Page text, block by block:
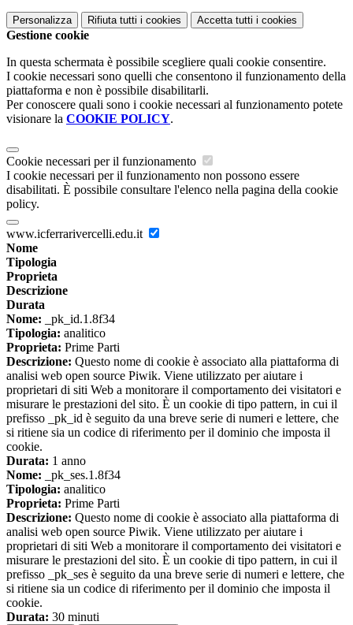
Personalizza Rifiuta tutti i cookies Accetta tutti i cookies
Gestione cookie
In questa schermata è possibile scegliere quali cookie consentire.
I cookie necessari sono quelli che consentono il funzionamento della
piattaforma e non è possibile disabilitarli.
Per conoscere quali sono i cookie necessari al funzionamento potete
visionare la COOKIE POLICY.
Cookie necessari per il funzionamento
I cookie necessari per il funzionamento non possono essere
disabilitati. È possibile consultare l'elenco nella pagina della cookie
policy.
www.icferrarivercelli.edu.it
Nome
Tipologia
Proprieta
Descrizione
Durata
Nome: _pk_id.1.8f34
Tipologia: analitico
Proprieta: Prime Parti
Descrizione: Questo nome di cookie è associato alla piattaforma di
analisi web open source Piwik. Viene utilizzato per aiutare i
proprietari di siti Web a monitorare il comportamento dei visitatori e
misurare le prestazioni del sito. È un cookie di tipo pattern, in cui il
prefisso _pk_id è seguito da una breve serie di numeri e lettere, che
si ritiene sia un codice di riferimento per il dominio che imposta il
cookie.
Durata: 1 anno
Nome: _pk_ses.1.8f34
Tipologia: analitico
Proprieta: Prime Parti
Descrizione: Questo nome di cookie è associato alla piattaforma di
analisi web open source Piwik. Viene utilizzato per aiutare i
proprietari di siti Web a monitorare il comportamento dei visitatori e
misurare le prestazioni del sito. È un cookie di tipo pattern, in cui il
prefisso _pk_ses è seguito da una breve serie di numeri e lettere, che
si ritiene sia un codice di riferimento per il dominio che imposta il
cookie.
Durata: 30 minuti